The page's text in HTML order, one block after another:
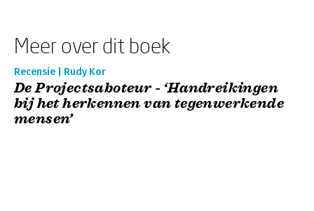
Meer over dit boek
Recensie | Rudy Kor
De Projectsaboteur - ‘Handreikingen
bij het herkennen van tegenwerkende
mensen’